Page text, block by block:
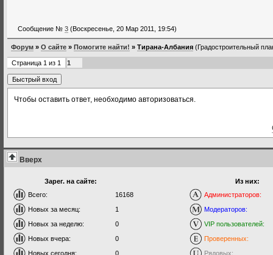
Сообщение № 3 (Воскресенье, 20 Мар 2011, 19:54)
Форум » О сайте » Помогите найти! » Тирана-Албания (Градостроительный
Страница 1 из 1 1
Чтобы оставить ответ, необходимо авторизоваться.
Вверх
Зарег. на сайте:
Всего:
16168
Новых за месяц:
1
Новых за неделю:
0
Новых вчера:
0
Новых сегодня:
0
Из них:
Администраторов:
Модераторов:
VIP пользователей:
Проверенных:
Рядовых: